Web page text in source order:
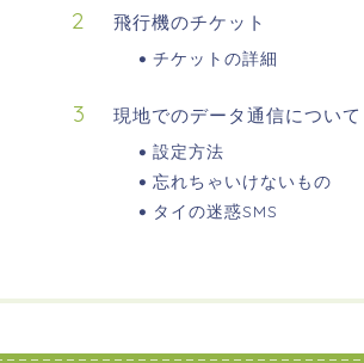
飛行機のチケット
チケットの詳細
現地でのデータ通信について
設定方法
忘れちゃいけないもの
タイの迷惑SMS